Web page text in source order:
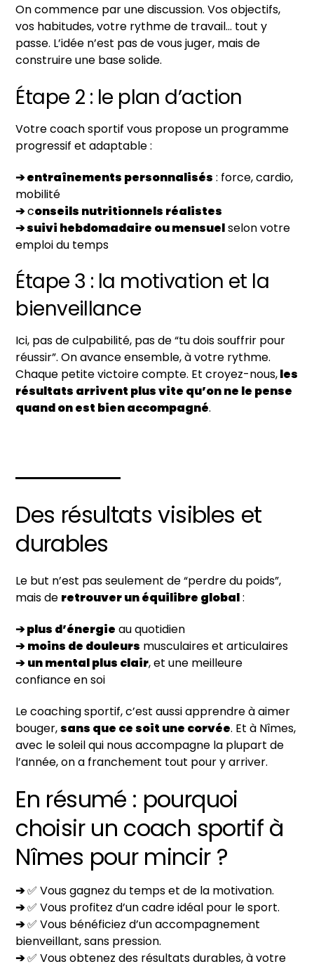
On commence par une discussion. Vos objectifs,
vos habitudes, votre rythme de travail… tout y
passe. L’idée n’est pas de vous juger, mais de
construire une base solide.
Étape 2 : le plan d’action
Votre coach sportif vous propose un programme
progressif et adaptable :
➔ entraînements personnalisés : force, cardio,
mobilité
➔conseils nutritionnels réalistes
➔ suivi hebdomadaire ou mensuelselon votre
emploi du temps
Étape 3 : la motivation et la
bienveillance
Ici, pas de culpabilité, pas de “tu dois souffrir pour
réussir”. On avance ensemble, à votre rythme.
Chaque petite victoire compte. Et croyez-nous,les
résultats arrivent plus vite qu’on ne le pense
quand on est bien accompagné.
Des résultats visibles et
durables
Le but n’est pas seulement de “perdre du poids”,
mais de retrouver un équilibre global:
➔ plus d’énergie au quotidien
➔moins de douleurs musculaires et articulaires
➔un mental plus clair, et une meilleure
confiance en soi
Le coaching sportif, c’est aussi apprendre à aimer
bouger,sans que ce soit une corvée. Et à Nîmes,
avec le soleil qui nous accompagne la plupart de
l’année, on a franchement tout pour y arriver.
En résumé : pourquoi
choisir un coach sportif à
Nîmes pour mincir ?
➔✅ Vous gagnez du temps et de la motivation.
➔✅ Vous profitez d’un cadre idéal pour le sport.
➔✅ Vous bénéficiez d’un accompagnement
bienveillant, sans pression.
➔✅ Vous obtenez des résultats durables, à votre